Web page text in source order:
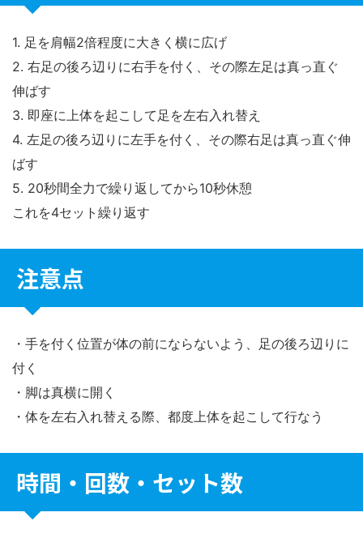
1. 足を肩幅2倍程度に大きく横に広げ
2. 右足の後ろ辺りに右手を付く、その際左足は真っ直ぐ
伸ばす
3. 即座に上体を起こして足を左右入れ替え
4. 左足の後ろ辺りに左手を付く、その際右足は真っ直ぐ伸
ばす
5. 20秒間全力で繰り返してから10秒休憩
これを4セット繰り返す
注意点
・手を付く位置が体の前にならないよう、足の後ろ辺りに
付く
・脚は真横に開く
・体を左右入れ替える際、都度上体を起こして行なう
時間・回数・セット数